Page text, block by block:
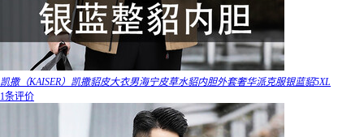
凯撒（KAISER）凯撒貂皮大衣男海宁皮草水貂内胆外套奢华派克服银蓝貂5XL
1条评价